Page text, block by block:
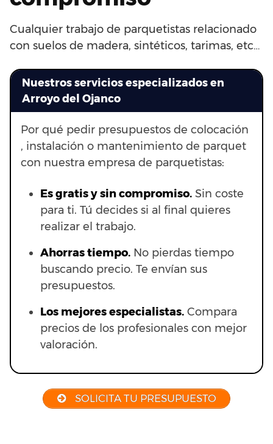
Cualquier trabajo de parquetistas relacionado
con suelos de madera, sintéticos, tarimas, etc…
Nuestros servicios especializados en
Arroyo del Ojanco
Por qué pedir presupuestos de colocación
, instalación o mantenimiento de parquet
con nuestra empresa de parquetistas:
Es gratis y sin compromiso. Sin coste
para ti. Tú decides si al final quieres
realizar el trabajo.
Ahorras tiempo. No pierdas tiempo
buscando precio. Te envían sus
presupuestos.
Los mejores especialistas. Compara
precios de los profesionales con mejor
valoración.
SOLICITA TU PRESUPUESTO